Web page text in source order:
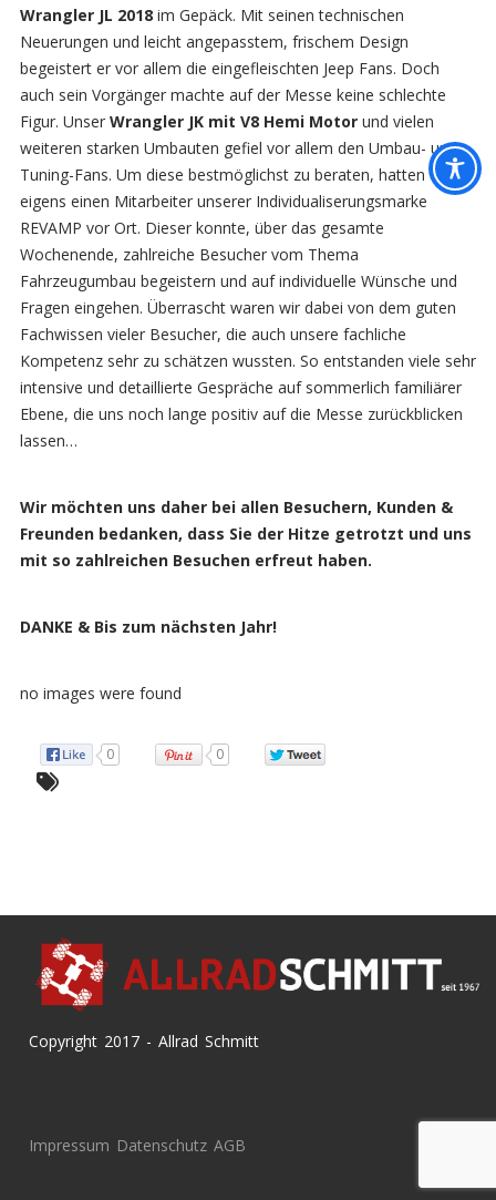
Wrangler JL 2018im Gepäck. Mit seinen technischen
Neuerungen und leicht angepasstem, frischem Design
begeistert er vor allem die eingefleischten Jeep Fans. Doch
auch sein Vorgänger machte auf der Messe keine schlechte
Figur. Unser Wrangler JK mit V8 Hemi Motorund vielen
weiteren starken Umbauten gefiel vor allem den Umbau- und
Tuning-Fans. Um diese bestmöglichst zu beraten, hatten wir
eigens einen Mitarbeiter unserer Individualiserungsmarke
REVAMP vor Ort. Dieser konnte, über das gesamte
Wochenende, zahlreiche Besucher vom Thema
Fahrzeugumbau begeistern und auf individuelle Wünsche und
Fragen eingehen. Überrascht waren wir dabei von dem guten
Fachwissen vieler Besucher, die auch unsere fachliche
Kompetenz sehr zu schätzen wussten. So entstanden viele sehr
intensive und detaillierte Gespräche auf sommerlich familiärer
Ebene, die uns noch lange positiv auf die Messe zurückblicken
lassen…
Wir möchten uns daher bei allen Besuchern, Kunden &
Freunden bedanken, dass Sie der Hitze getrotzt und uns
mit so zahlreichen Besuchen erfreut haben.
DANKE & Bis zum nächsten Jahr!
no images were found
0 0
Copyright 2017 - Allrad Schmitt
Impressum Datenschutz AGB